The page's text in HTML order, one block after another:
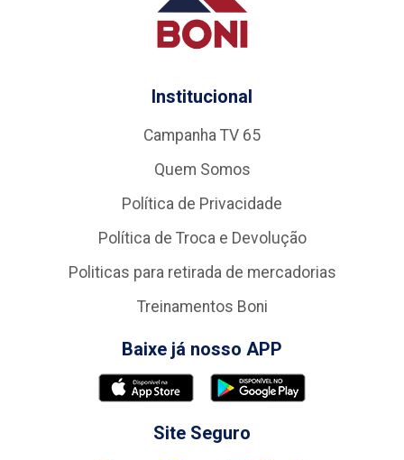
Institucional
Campanha TV 65
Quem Somos
Política de Privacidade
Política de Troca e Devolução
Politicas para retirada de mercadorias
Treinamentos Boni
Baixe já nosso APP
Site Seguro